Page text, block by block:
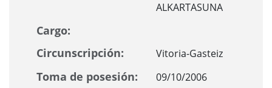
ALKARTASUNA
Cargo:
Circunscripción:
Vitoria-Gasteiz
Toma de posesión: 09/10/2006